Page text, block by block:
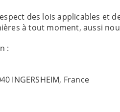
des lois applicables et
à tout moment, aussi
:
68040
80 35